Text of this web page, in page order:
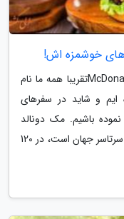
خوشمزه اش!
تاریخچه رستوران مک دونالد | McDonalds Historyتقریبا همه ما نام
ایم و شاید در سفرهای
باشیم. مک دونالد
بزرگ ترین رستوران زنجیره ای فست فود در سرتاسر جهان است، در 120